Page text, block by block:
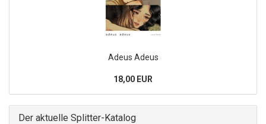
Adeus Adeus
18,00 EUR
Der aktuelle Splitter-Katalog